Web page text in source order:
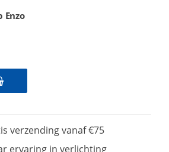
Enzo
verzending vanaf €75
ervaring in verlichting